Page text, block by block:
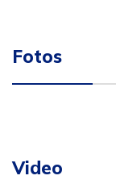
Fotos
Video